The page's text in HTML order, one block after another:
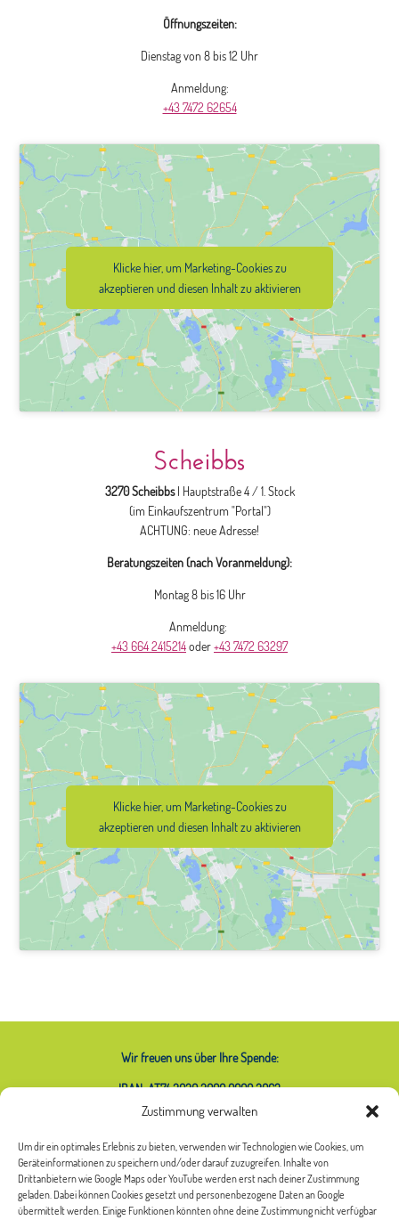
Zustimmung verwalten
Um dir ein optimales Erlebnis zu bieten, verwenden wir Technologien wie Cookies, um
Geräteinformationen zu speichern und/oder darauf zuzugreifen. Inhalte von
Drittanbietern wie Google Maps oder YouTube werden erst nach deiner Zustimmung
geladen. Dabei können Cookies gesetzt und personenbezogene Daten an Google
übermittelt werden. Einige Funktionen könnten ohne deine Zustimmung nicht verfügbar
Öffnungszeiten:
Dienstag von 8 bis 12 Uhr
Anmeldung:
+43 7472 62654
Klicke hier, um Marketing-Cookies zu
akzeptieren und diesen Inhalt zu aktivieren
Scheibbs
3270 Scheibbs| Hauptstraße 4 / 1. Stock
(im Einkaufszentrum "Portal")
ACHTUNG: neue Adresse!
Beratungszeiten (nach Voranmeldung):
Montag 8 bis 16 Uhr
Anmeldung:
+43 664 2415214oder+43 7472 63297
Klicke hier, um Marketing-Cookies zu
akzeptieren und diesen Inhalt zu aktivieren
Wir freuen uns über Ihre Spende:
IBAN: AT74 2020 2000 0000 2063
Was bedeutet das Sternchen bei
Frauen*?